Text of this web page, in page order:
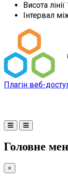
Висота лінії
Інтервал
Плагін веб-
Головне
×